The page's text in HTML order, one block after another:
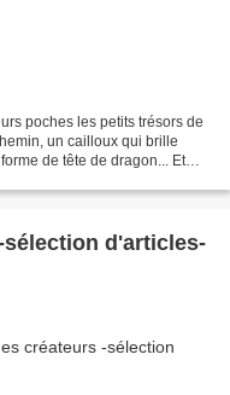
poches les petits trésors de
un cailloux qui brille
de tête de dragon... Et
d'articles-